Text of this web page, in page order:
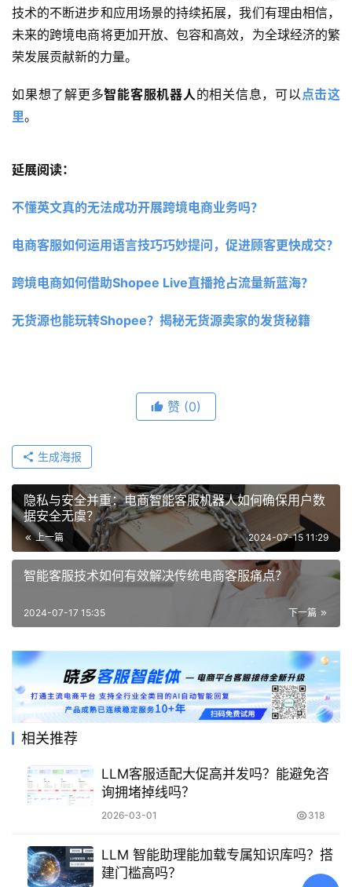
技术的不断进步和应用场景的持续拓展，我们有理由相信，
未来的跨境电商将更加开放、包容和高效，为全球经济的繁
荣发展贡献新的力量。
如果想了解更多智能客服机器人的相关信息，可以点击这
里。
延展阅读：
不懂英文真的无法成功开展跨境电商业务吗？
电商客服如何运用语言技巧巧妙提问，促进顾客更快成交？
跨境电商如何借助Shopee Live直播抢占流量新蓝海？
无货源也能玩转Shopee？揭秘无货源卖家的发货秘籍
赞 (0)
生成海报
隐私与安全并重：电商智能客服机器人如何确保用户数
据安全无虞？
上一篇 2024-07-15 11:29
智能客服技术如何有效解决传统电商客服痛点？
下一篇
2024-07-17 15:35
相关推荐
LLM客服适配大促高并发吗？能避免咨
询拥堵掉线吗？
2026-03-01 318
LLM 智能助理能加载专属知识库吗？搭
建门槛高吗？